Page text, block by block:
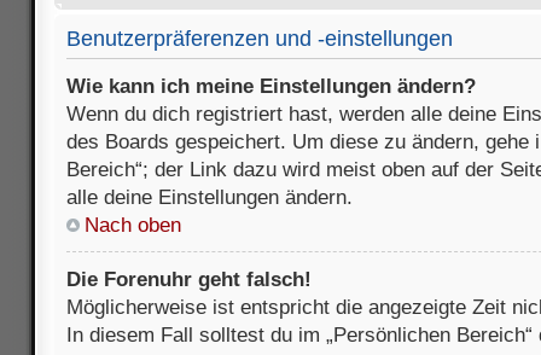
Benutzerpräferenzen und -einstellungen
Wie kann ich meine Einstellungen ändern?
Wenn du dich registriert hast, werden alle deine
des Boards gespeichert. Um diese zu ändern, gehe
Bereich“; der Link dazu wird meist oben auf der
alle deine Einstellungen ändern.
Nach oben
Die Forenuhr geht falsch!
Möglicherweise ist entspricht die angezeigte Zeit
In diesem Fall solltest du im „Persönlichen